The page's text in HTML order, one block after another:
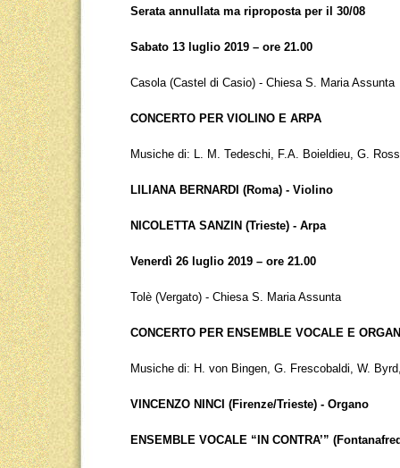
Serata annullata ma riproposta per il 30/08
Sabato 13 luglio 2019 – ore 21.00
Casola (Castel di Casio) - Chiesa S. Maria Assunta
CONCERTO PER VIOLINO E ARPA
Musiche di: L. M. Tedeschi, F.A. Boieldieu, G.
LILIANA BERNARDI (Roma) - Violino
NICOLETTA SANZIN (Trieste) - Arpa
Venerdì 26 luglio 2019 – ore 21.00
Tolè (Vergato) - Chiesa S. Maria Assunta
CONCERTO PER ENSEMBLE VOCALE E
Musiche di: H. von Bingen, G. Frescobaldi, W.
VINCENZO NINCI (Firenze/Trieste) - Organo
ENSEMBLE VOCALE “IN CONTRA’”